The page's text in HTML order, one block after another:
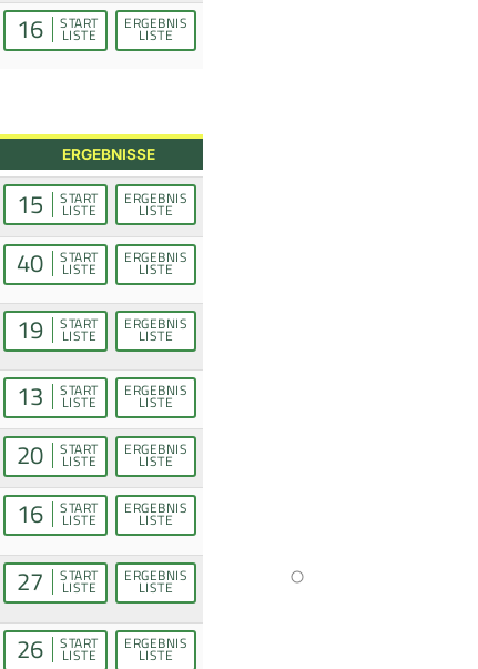
16 START
LISTE
ERGEBNIS
LISTE
ERGEBNISSE
15 START
LISTE
ERGEBNIS
LISTE
40 START
LISTE
ERGEBNIS
LISTE
19 START
LISTE
ERGEBNIS
LISTE
13 START
LISTE
ERGEBNIS
LISTE
20 START
LISTE
ERGEBNIS
LISTE
16 START
LISTE
ERGEBNIS
LISTE
27 START
LISTE
ERGEBNIS
LISTE
26 START
LISTE
ERGEBNIS
LISTE